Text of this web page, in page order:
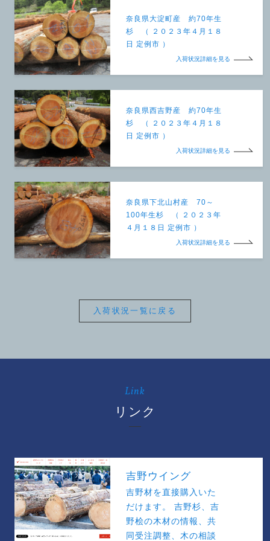
奈良県大淀町産 約70年生
杉 （ ２０２３年４月１８
日 定例市 ）
入荷状況詳細を見る
奈良県西吉野産 約70年生
杉 （ ２０２３年４月１８
日 定例市 ）
入荷状況詳細を見る
奈良県下北山村産 70～
100年生杉 （ ２０２３年
４月１８日 定例市 ）
入荷状況詳細を見る
入荷状況一覧に戻る
Link
リンク
吉野ウイング
吉野材を直接購入いた
だけます。 吉野杉、吉
野桧の木材の情報、共
同受注調整、木の相談